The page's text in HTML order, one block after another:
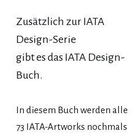
Zusätzlich zur IATA
Design-Serie
gibt es das IATA Design-
Buch.
In diesem Buch werden alle
73 IATA-Artworks nochmals